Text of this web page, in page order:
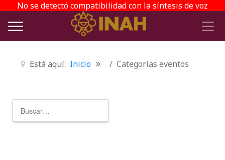
No se detectó compatibilidad con la síntesis de voz
Está aquí: Inicio Categorías eventos